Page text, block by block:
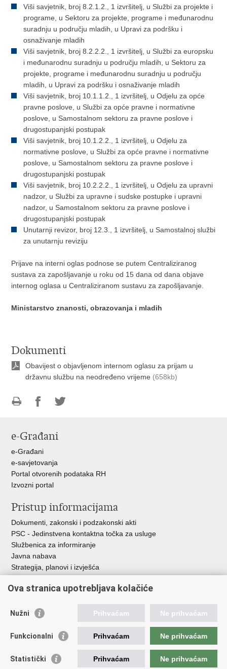
Viši savjetnik, broj 8.2.1.2., 1 izvršitelj, u Službi za projekte i
programe, u Sektoru za projekte, programe i međunarodnu
suradnju u području mladih, u Upravi za podršku i
osnaživanje mladih
Viši savjetnik, broj 8.2.2.2., 1 izvršitelj, u Službi za europsku
i međunarodnu suradnju u području mladih, u Sektoru za
projekte, programe i međunarodnu suradnju u području
mladih, u Upravi za podršku i osnaživanje mladih
Viši savjetnik, broj 10.1.1.2., 1 izvršitelj, u Odjelu za opće
pravne poslove, u Službi za opće pravne i normativne
poslove, u Samostalnom sektoru za pravne poslove i
drugostupanjski postupak
Viši savjetnik, broj 10.1.2.2., 1 izvršitelj, u Odjelu za
normativne poslove, u Službi za opće pravne i normativne
poslove, u Samostalnom sektoru za pravne poslove i
drugostupanjski postupak
Viši savjetnik, broj 10.2.2.2., 1 izvršitelj, u Odjelu za upravni
nadzor, u Službi za upravne i sudske postupke i upravni
nadzor, u Samostalnom sektoru za pravne poslove i
drugostupanjski postupak
Unutarnji revizor, broj 12.3., 1 izvršitelj, u Samostalnoj službi
za unutarnju reviziju
Prijave na interni oglas podnose se putem Centraliziranog
sustava za zapošljavanje u roku od 15 dana od dana objave
internog oglasa u Centraliziranom sustavu za zapošljavanje.
Ministarstvo znanosti, obrazovanja i mladih
Dokumenti
Obavijest o objavljenom internom oglasu za prijam u
državnu službu na neodređeno vrijeme (658kb)
FacebookuTwitteru
e-Građani
e-Građani
e-savjetovanja
Portal otvorenih podataka RH
Izvozni portal
Pristup informacijama
Dokumenti, zakonski i podzakonski akti
PSC - Jedinstvena kontaktna točka za usluge
Službenica za informiranje
Javna nabava
Strategija, planovi i izvješća
Korisne poveznice
Vlada RH
ASOO
Ova stranica upotrebljava kolačiće
Nužni Prihvaćam Ne prihvaćam
Funkcionalni Prihvaćam Ne prihvaćam
Statistički Prihvaćam Ne prihvaćam